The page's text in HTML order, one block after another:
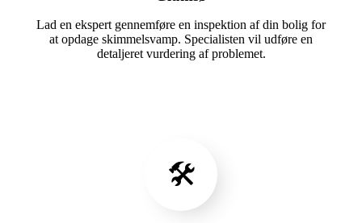
Lad en ekspert gennemføre en inspektion af din bolig for
at opdage skimmelsvamp. Specialisten vil udføre en
detaljeret vurdering af problemet.
🛠️